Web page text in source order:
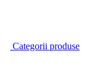
Categorii produse